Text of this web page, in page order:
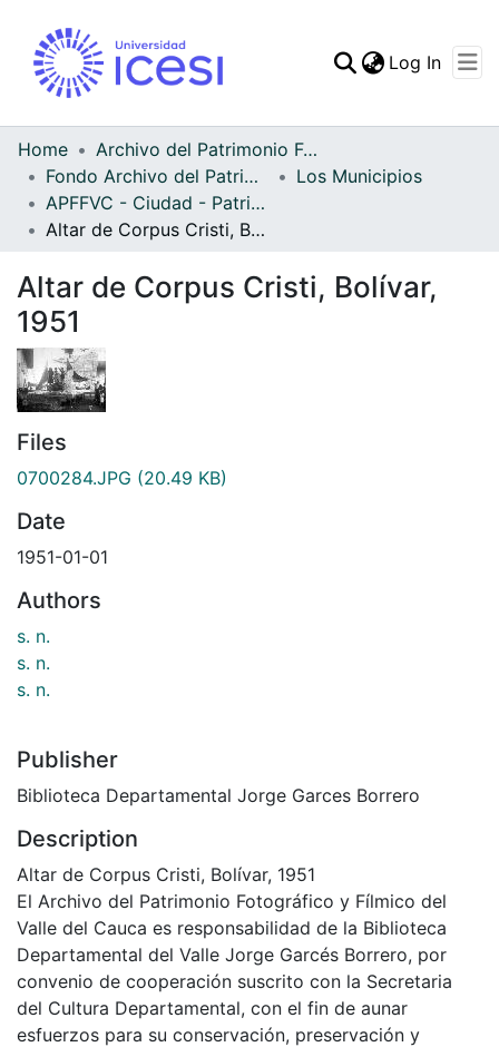
Statistics
Log In
Home
Archivo del Patrimonio Fotográfico y Fílmico del Valle del Cauca
Fondo Archivo del Patrimonio Fotográfico y Fílmico del Valle del Cauca
Los Municipios
APFFVC - Ciudad - Patrimonial
Altar de Corpus Cristi, Bolívar, 1951
Altar de Corpus Cristi, Bolívar,
1951
Files
0700284.JPG (20.49 KB)
Date
1951-01-01
Authors
s. n.
s. n.
s. n.
Publisher
Biblioteca Departamental Jorge Garces Borrero
Description
Altar de Corpus Cristi, Bolívar, 1951
El Archivo del Patrimonio Fotográfico y Fílmico del
Valle del Cauca es responsabilidad de la Biblioteca
Departamental del Valle Jorge Garcés Borrero, por
convenio de cooperación suscrito con la Secretaria
del Cultura Departamental, con el fin de aunar
esfuerzos para su conservación, preservación y